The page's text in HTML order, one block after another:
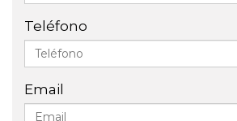
Teléfono
Email